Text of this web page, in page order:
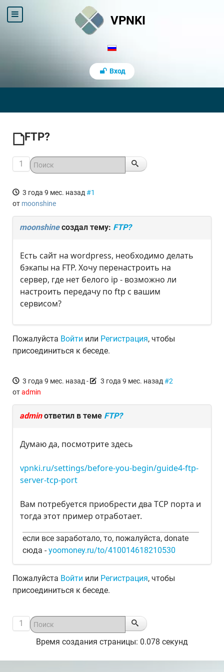
VPNKI
Вход
FTP?
1
3 года 9 мес. назад #1
от moonshine
moonshineсоздал тему: FTP?
Есть сайт на wordpress, необходимо делать
бэкапы на FTP. Хочу перенастроить на
сервер, где нет белого ip - возможно ли
настроить передачу по ftp с вашим
сервисом?
Пожалуйста Войти или Регистрация, чтобы
присоединиться к беседе.
3 года 9 мес. назад - 3 года 9 мес. назад #2
отadmin
adminответил в теме FTP?
Думаю да, посмотрите здесь
vpnki.ru/settings/before-you-begin/guide4-ftp-
server-tcp-port
Вам потребуется приобрести два TCP порта и
тогда этот пример отработает.
если все заработало, то, пожалуйста, donate
сюда -yoomoney.ru/to/410014618210530
Пожалуйста Войти или Регистрация, чтобы
присоединиться к беседе.
1
Время создания страницы: 0.078 секунд